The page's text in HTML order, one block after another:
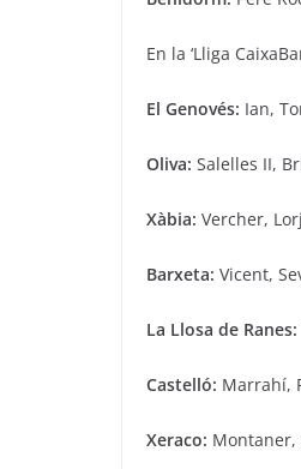
En la ‘Lliga
El Genovés: Ian,
Oliva: Salelles II,
Xàbia: Vercher,
Barxeta: Vicent,
La Llosa de Ranes:
Castelló: Marrahí,
Xeraco: Montaner,